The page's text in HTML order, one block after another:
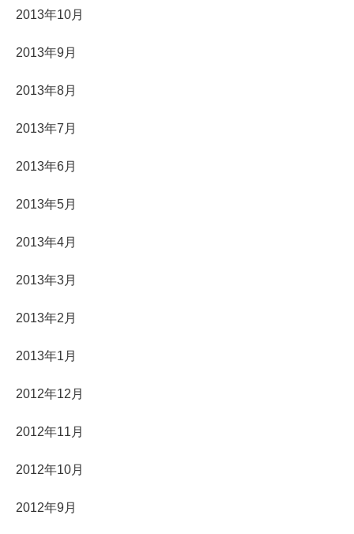
2013年10月
2013年9月
2013年8月
2013年7月
2013年6月
2013年5月
2013年4月
2013年3月
2013年2月
2013年1月
2012年12月
2012年11月
2012年10月
2012年9月